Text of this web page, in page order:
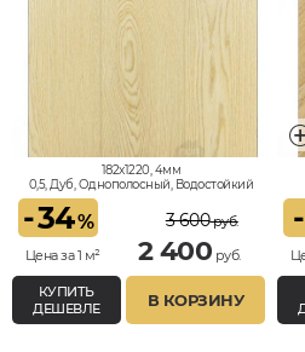
182x1220, 4мм
0,5, Дуб, Однополосный, Водостойкий
-34%
Цена за 1 м²
3 600руб.
2 400 руб.
КУПИТЬ
ДЕШЕВЛЕ
В КОРЗИНУ
-